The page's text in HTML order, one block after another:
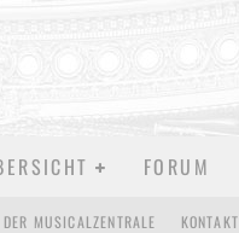
FORUM
MUSICALZENTRALE KONTAKT